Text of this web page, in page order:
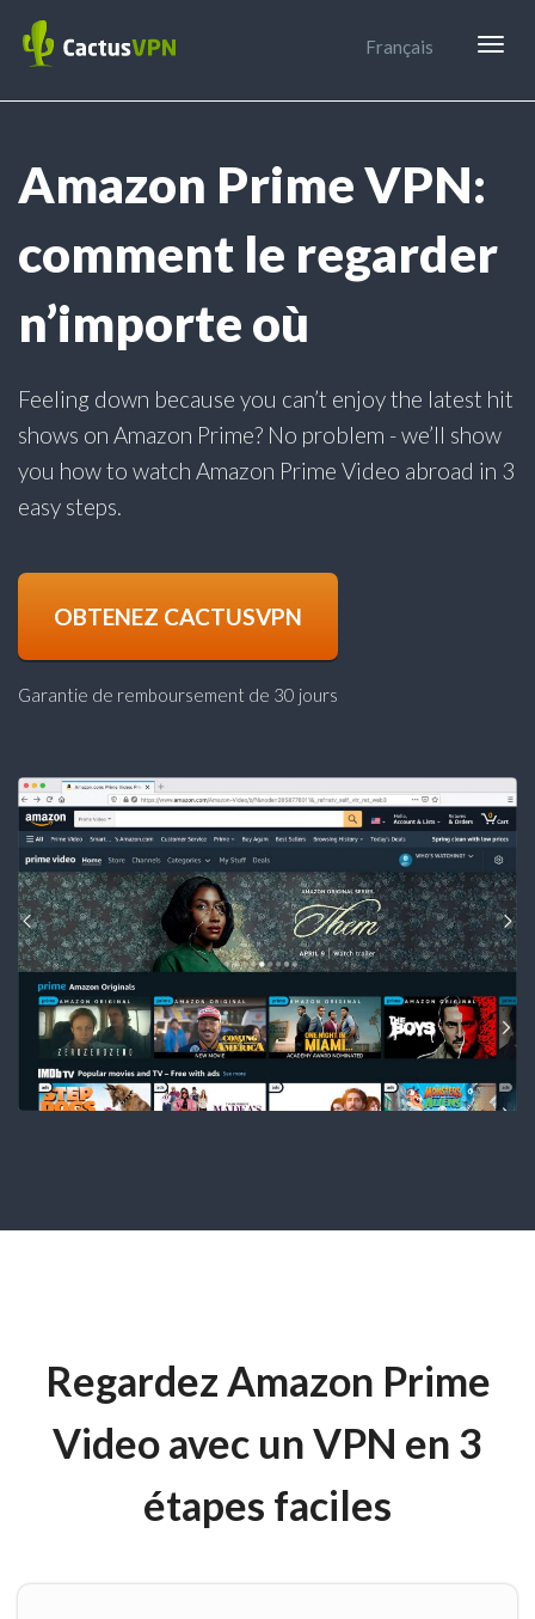
Français
Amazon Prime VPN:
comment le regarder
n’importe où
Feeling down because you can’t enjoy the latest hit
shows on Amazon Prime? No problem - we’ll show
you how to watch Amazon Prime Video abroad in 3
easy steps.
OBTENEZ CACTUSVPN
Garantie de remboursement de 30 jours
Regardez Amazon Prime
Video avec un VPN en 3
étapes faciles